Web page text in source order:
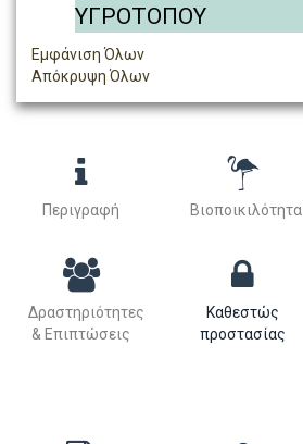
ΥΓΡΟΤΟΠΟΥ
Εμφάνιση Όλων
Απόκρυψη Όλων
Περιγραφή Βιοποικιλότητα
Δραστηριότητες
& Επιπτώσεις
Καθεστώς
προστασίας